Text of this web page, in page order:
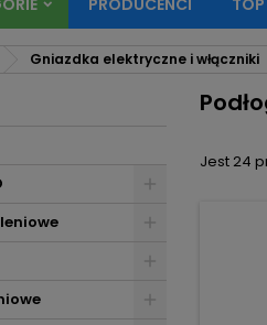
PRODUCENCI
Gniazdka elektryczne i włączniki
Jest 24